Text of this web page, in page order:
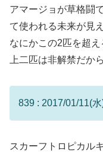
アマージョが草格闘
て使われる未来が見
なにかこの2匹を超
上二匹は非解禁だか
839 : 2017/01/11(
スカーフトロピカル